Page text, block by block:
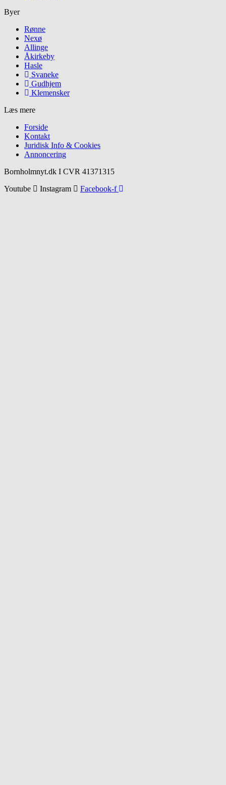
Byer
Rønne
Nexø
Allinge
Åkirkeby
Hasle
Svaneke
Gudhjem
Klemensker
Læs mere
Forside
Kontakt
Juridisk Info & Cookies​
Annoncering
Bornholmnyt.dk I CVR 41371315
Youtube
Instagram Facebook-f